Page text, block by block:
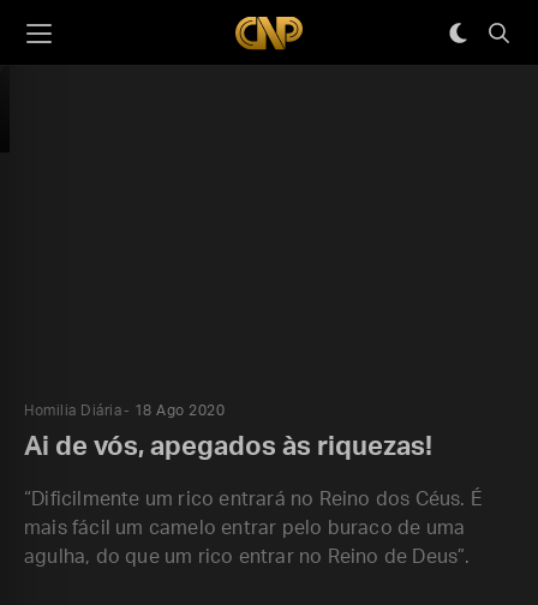
Homilia Diária 18 Ago 2020
Ai de vós, apegados às riquezas!
“Dificilmente um rico entrará no Reino dos Céus. É
mais fácil um camelo entrar pelo buraco de uma
agulha, do que um rico entrar no Reino de Deus”.